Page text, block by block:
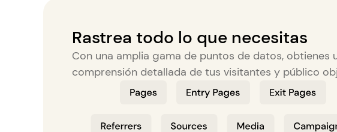
Rastrea todo lo que necesitas
Con una amplia gama de puntos de datos, obtienes
comprensión detallada de tus visitantes y público